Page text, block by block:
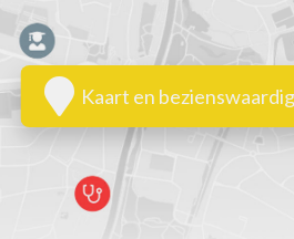
Kaart en